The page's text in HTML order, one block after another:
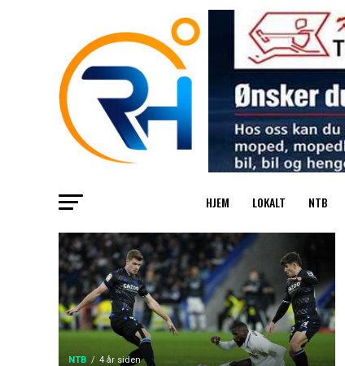
HJEM LOKALT NTB
NTB 4 år siden